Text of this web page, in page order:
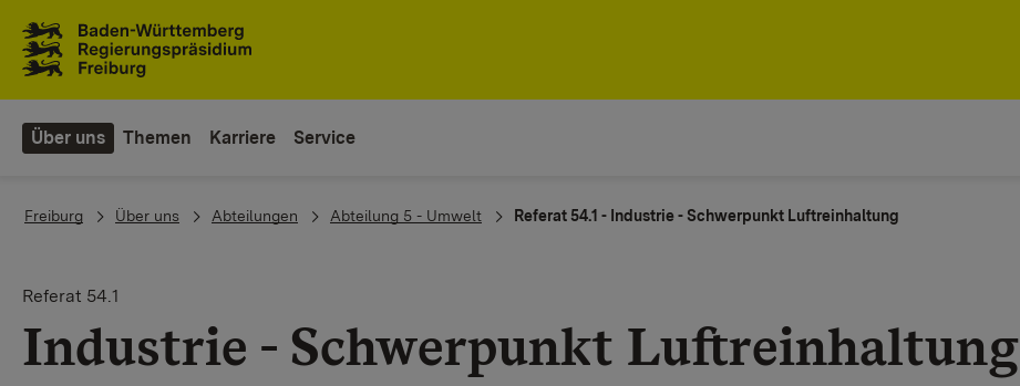
Über uns Themen Karriere Service
You are here:
Freiburg Über uns Abteilungen Abteilung 5 - Umwelt Referat 54.1 - Industrie - Schwerpunkt Luftreinhaltung
Referat 54.1
Industrie - Schwerpunkt Luftreinhaltung